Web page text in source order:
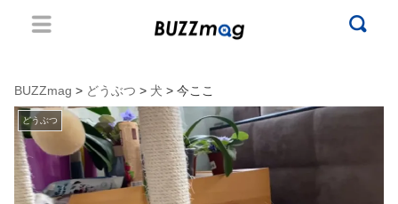
BUZZmag > どうぶつ > 犬 > 今ここ
どうぶつ